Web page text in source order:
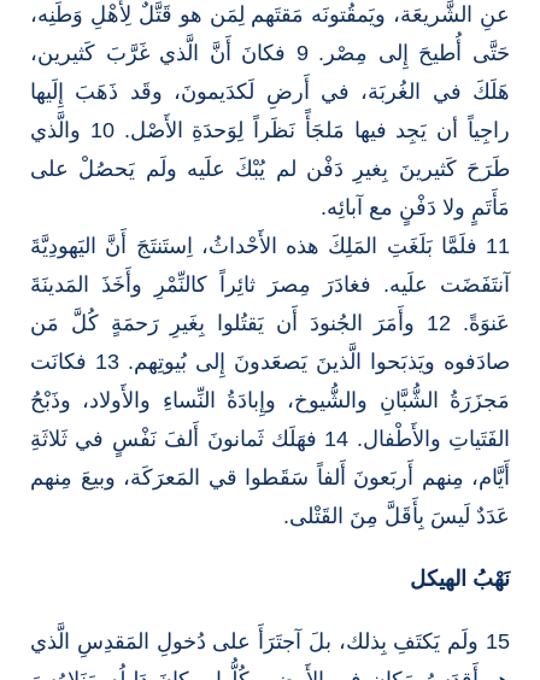
عنِ الشَّريعَة، ويَمقُتونَه مَقتَهم لِمَن هو قَتَّلٌ لِأَهْلِ وَطَنِه،
حَتَّى أُطيحَ إِلى مِصْر. 9 فكانَ أَنَّ الَّذي غَرَّبَ كَثيرين،
هَلَكَ في الغُربَة، في أَرضِ لَكدَيمونَ، وقَد ذَهَبَ إِلَيها
راجِياً أن يَجِد فيها مَلجَأً نَظَراً لِوَحدَةِ الأَصْل. 10 والَّذي
طَرَحَ كَثيرينَ بِغيرِ دَفْن لم يُبْكَ علَيه ولَم يَحصُلْ على
مَأَتَمٍ ولا دَفْنٍ مع آبائِه.
11 فلَمَّا بَلَغَتِ المَلِكَ هذه الأَحْداثُ، اِستَنتَجَ أَنَّ اليَهودِيَّةَ
آنتَفَضَت علَيه. فغادَرَ مِصرَ ثائِراً كالنِّمْرِ وأَخَذَ المَدينَةَ
عَنوَةً. 12 وأَمَرَ الجُنودَ أَن يَقتُلوا بِغَيرِ رَحمَةٍ كُلَّ مَن
صادَفوه ويَذبَحوا الَّذينَ يَصعَدونَ إِلى بُيوتِهم. 13 فكانَت
مَجزَرَةُ الشُّبَّانِ والشُّيوخ، وإِبادَةُ النِّساءِ والأَولاد، وذَبْحُ
الفَتَياتِ والأَطْفال. 14 فهَلَك ثَمانونَ أَلفَ نَفْسٍ في ثَلاثَةِ
أَيَّام، مِنهم أَربَعونَ أَلفاً سَقَطوا قي المَعرَكَة، وبيعَ مِنهم
عَدَدٌ لَيسَ بِأَقَلَّ مِنَ القَتْلى.
نَهْبُ الهيكل
15 ولَم يَكتَفِ بِذلك، بلَ آجتَرَأَ على دُخولِ المَقدِسِ الَّذي